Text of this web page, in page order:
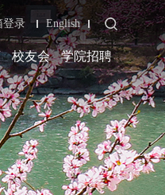
登录 English
校友会 学院招聘